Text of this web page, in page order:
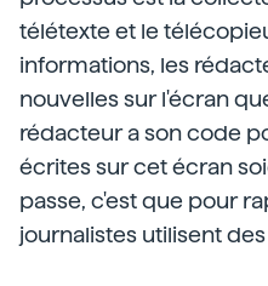
télétexte et le
informations, les
nouvelles sur l'écran
rédacteur a son code
écrites sur cet écran
passe, c'est que pour
journalistes utilisent